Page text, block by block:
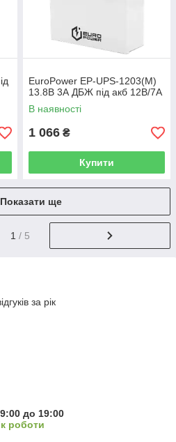
EuroPower EP-UPS-1203(M)
13.8В 3А ДБЖ під акб 12В/7A
В наявності
1 066 ₴
Купити
Показати ще
1 / 5
за рік
до 19:00
роботи